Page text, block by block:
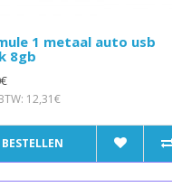
1 metaal auto usb
8gb
12,31€
BESTELLEN